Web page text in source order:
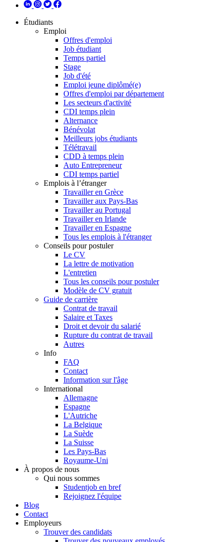
Étudiants
Emploi
Offres d'emploi
Job étudiant
Temps partiel
Stage
Job d'été
Emploi jeune diplômé(e)
Offres d'emploi par département
Les secteurs d'activité
CDI temps plein
Alternance
Bénévolat
Meilleurs jobs étudiants
Télétravail
CDD à temps plein
Auto Entrepreneur
CDI temps partiel
Emplois à l’étranger
Travailler en Grèce
Travailler aux Pays-Bas
Travailler au Portugal
Travailler en Irlande
Travailler en Espagne
Tous les emplois à l'étranger
Conseils pour postuler
Le CV
La lettre de motivation
L'entretien
Tous les conseils pour postuler
Modèle de CV gratuit
Guide de carrière
Contrat de travail
Salaire et Taxes
Droit et devoir du salarié
Rupture du contrat de travail
Autres
Info
FAQ
Contact
Information sur l'âge
International
Allemagne
Espagne
L'Autriche
La Belgique
La Suède
La Suisse
Les Pays-Bas
Royaume-Uni
À propos de nous
Qui nous sommes
Studentjob en bref
Rejoignez l'équipe
Blog
Contact
Employeurs
Trouver des candidats